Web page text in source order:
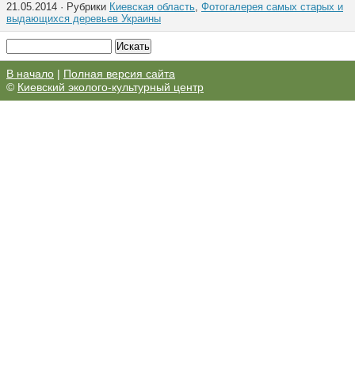
21.05.2014 · Рубрики Киевская область, Фотогалерея самых старых и
выдающихся деревьев Украины
В начало | Полная версия сайта
© Киевский эколого-культурный центр